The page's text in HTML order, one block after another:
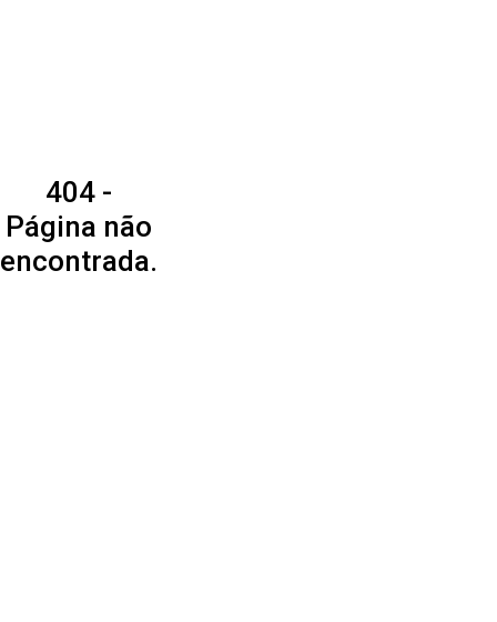
404 -
Página não
encontrada.